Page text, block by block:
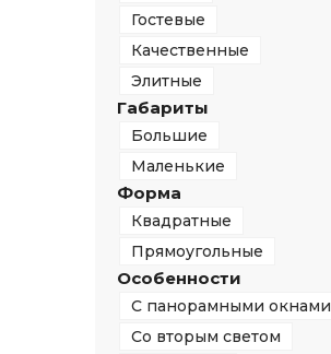
Гостевые
Качественные
Элитные
Габариты
Большие
Маленькие
Форма
Квадратные
Прямоугольные
Особенности
С панорамными окнами
Со вторым светом